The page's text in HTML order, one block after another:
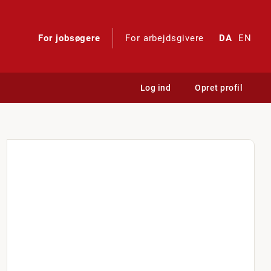
For jobsøgere For arbejdsgivere DA EN
Log ind Opret profil